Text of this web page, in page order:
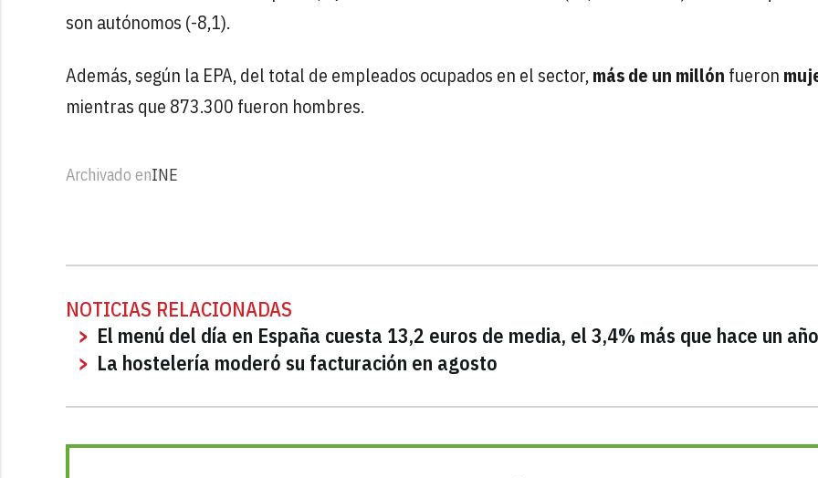
son autónomos (-8,1).
Además, según la EPA, del total de empleados ocupados en el sector,más de un millón fueron
mientras que 873.300 fueron hombres.
Archivado enINE
NOTICIAS RELACIONADAS
El menú del día en España cuesta 13,2 euros de media, el 3,4% más que hace un año
La hostelería moderó su facturación en agosto